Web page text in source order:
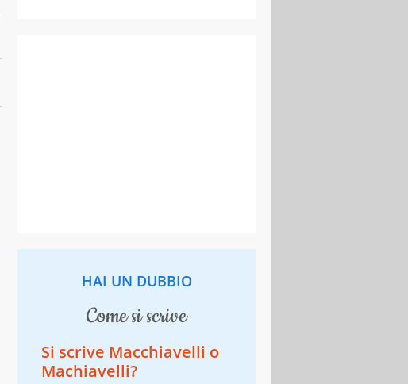
HAI UN DUBBIO
come si scrive
Si scrive Macchiavelli o
Machiavelli?